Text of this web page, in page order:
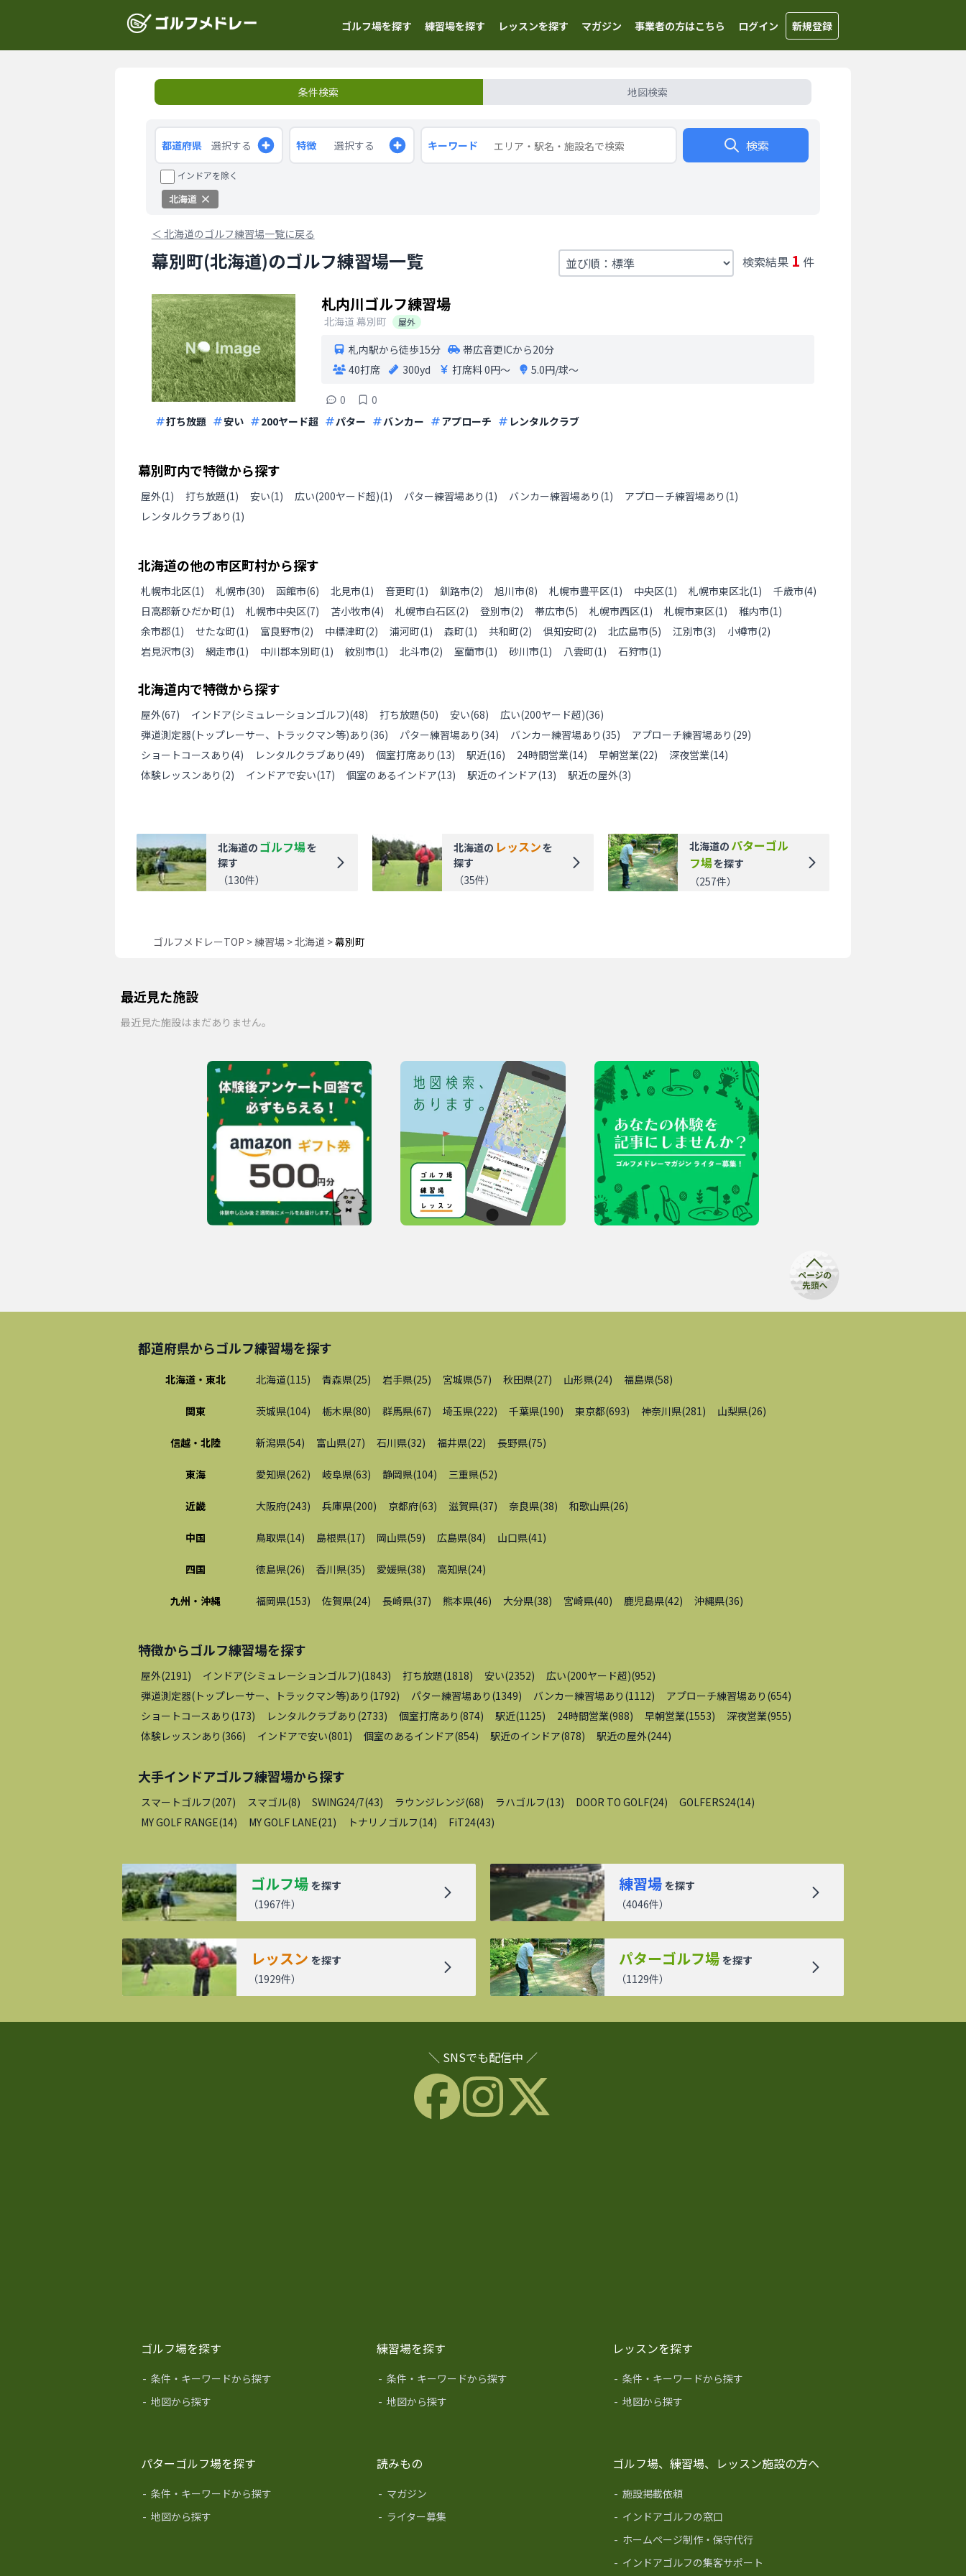
ゴルフ場を探す 練習場を探す レッスンを探す マガジン 事業者の方はこちら ログイン 新規登録
条件検索 地図検索
都道府県 選択する 特徴 選択する キーワード 検索
インドアを除く
北海道
＜ 北海道のゴルフ練習場一覧に戻る
幕別町(北海道)のゴルフ練習場一覧 検索結果 1 件
札内川ゴルフ練習場
北海道 幕別町 屋外
札内駅から徒歩15分
帯広音更ICから20分
40打席
300yd 打席料0円〜 5.0円/球〜
0
0
打ち放題
安い 200ヤード超 パター バンカー アプローチ レンタルクラブ
幕別町内で特徴から探す
屋外(1) 打ち放題(1) 安い(1) 広い(200ヤード超)(1) パター練習場あり (1) バンカー練習場あり (1) アプローチ練習場あり (1)
レンタルクラブあり (1)
北海道の他の市区町村から探す
札幌市北区(1) 札幌市(30) 函館市(6) 北見市(1) 音更町(1) 釧路市(2) 旭川市(8) 札幌市豊平区(1) 中央区(1) 札幌市東区北(1) 千歳市(4)
日高郡新ひだか町(1) 札幌市中央区(7) 苫小牧市(4) 札幌市白石区(2) 登別市(2) 帯広市(5) 札幌市西区(1) 札幌市東区(1) 稚内市(1)
余市郡(1) せたな町(1) 富良野市(2) 中標津町(2) 浦河町(1) 森町(1) 共和町(2) 倶知安町(2) 北広島市(5) 江別市(3) 小樽市(2)
岩見沢市(3) 網走市(1) 中川郡本別町(1) 紋別市(1) 北斗市(2) 室蘭市(1) 砂川市(1) 八雲町(1) 石狩市(1)
北海道内で特徴から探す
屋外(67) インドア(シミュレーションゴルフ)(48) 打ち放題(50) 安い(68) 広い(200ヤード超)(36)
弾道測定器(トップレーサー、トラックマン等)あり (36) パター練習場あり (34) バンカー練習場あり (35) アプローチ練習場あり (29)
ショートコースあり (4) レンタルクラブあり (49) 個室打席あり (13) 駅近(16) 24時間営業(14) 早朝営業(22) 深夜営業(14)
体験レッスンあり (2) インドアで安い(17) 個室のあるインドア(13) 駅近のインドア(13) 駅近の屋外(3)
北海道の ゴルフ場を
探す
（130件）
北海道の レッスンを
探す
（35件）
北海道の パターゴル
フ場を探す
（257件）
ゴルフメドレーTOP >練習場 >北海道 >幕別町
最近見た施設
最近見た施設はまだありません。
都道府県からゴルフ練習場を探す
北海道・東北 北海道(115) 青森県(25) 岩手県(25) 宮城県(57) 秋田県(27) 山形県(24) 福島県(58)
関東 茨城県(104) 栃木県(80) 群馬県(67) 埼玉県(222) 千葉県(190) 東京都(693) 神奈川県(281) 山梨県(26)
信越・北陸 新潟県(54) 富山県(27) 石川県(32) 福井県(22) 長野県(75)
東海 愛知県(262) 岐阜県(63) 静岡県(104) 三重県(52)
近畿 大阪府(243) 兵庫県(200) 京都府(63) 滋賀県(37) 奈良県(38) 和歌山県(26)
中国 鳥取県(14) 島根県(17) 岡山県(59) 広島県(84) 山口県(41)
四国 徳島県(26) 香川県(35) 愛媛県(38) 高知県(24)
九州・沖縄 福岡県(153) 佐賀県(24) 長崎県(37) 熊本県(46) 大分県(38) 宮崎県(40) 鹿児島県(42) 沖縄県(36)
特徴からゴルフ練習場を探す
屋外(2191) インドア(シミュレーションゴルフ)(1843) 打ち放題(1818) 安い(2352) 広い(200ヤード超)(952)
弾道測定器(トップレーサー、トラックマン等)あり (1792) パター練習場あり (1349) バンカー練習場あり (1112) アプローチ練習場あり (654)
ショートコースあり (173) レンタルクラブあり (2733) 個室打席あり (874) 駅近(1125) 24時間営業(988) 早朝営業(1553) 深夜営業(955)
体験レッスンあり (366) インドアで安い(801) 個室のあるインドア(854) 駅近のインドア(878) 駅近の屋外(244)
大手インドアゴルフ練習場から探す
スマートゴルフ(207) スマゴル(8) SWING24/7(43) ラウンジレンジ(68) ラハゴルフ(13) DOOR TO GOLF(24) GOLFERS24(14)
MY GOLF RANGE(14) MY GOLF LANE(21) トナリノゴルフ(14) FiT24(43)
ゴルフ場 を探す
（1967件）
練習場 を探す
（4046件）
レッスン を探す
（1929件）
パターゴルフ場 を探す
（1129件）
＼ SNSでも配信中 ／
ゴルフ場を探す
- 条件・キーワードから探す
- 地図から探す
練習場を探す
- 条件・キーワードから探す
- 地図から探す
レッスンを探す
- 条件・キーワードから探す
- 地図から探す
パターゴルフ場を探す
- 条件・キーワードから探す
- 地図から探す
読みもの
- マガジン
- ライター募集
ゴルフ場、練習場、レッスン施設の方へ
- 施設掲載依頼
- インドアゴルフの窓口
- ホームページ制作・保守代行
- インドアゴルフの集客サポート